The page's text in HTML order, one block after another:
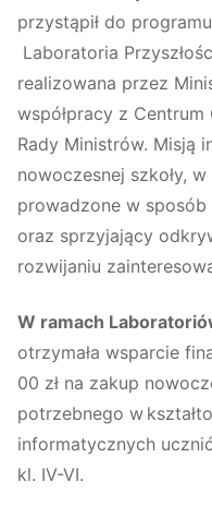
przystąpił do programu
Laboratoria
realizowana przez
współpracy z Centrum
Rady Ministrów. Misją
nowoczesnej szkoły,
prowadzone w
oraz sprzyjający
rozwijaniu
W ramach
otrzymała wsparcie
00 zł na zakup
potrzebnego w
informatycznych
kl. IV-VI.